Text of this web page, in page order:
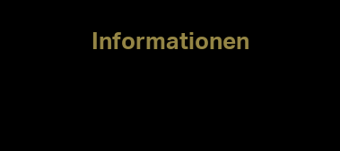
Informationen